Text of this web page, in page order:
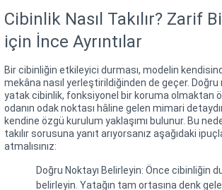
Cibinlik Nasıl Takılır? Zarif
için İnce Ayrıntılar
Bir cibinliğin etkileyici durması, modelin
mekâna nasıl yerleştirildiğinden de geçer.
yatak cibinlik, fonksiyonel bir koruma olmaktan
odanın odak noktası hâline gelen mimari
kendine özgü kurulum yaklaşımı bulunur. Bu
takılır sorusuna yanıt arıyorsanız aşağıdaki
atmalısınız:
Doğru Noktayı Belirleyin: Önce cibinliğin
belirleyin. Yatağın tam ortasına denk